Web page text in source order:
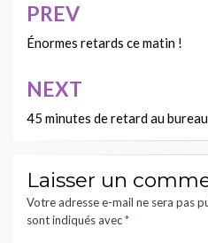
Navigation
de
l’article
PREV
Énormes retards ce matin !
NEXT
45 minutes de retard au
Laisser un
Votre adresse e-mail ne sera pas
sont indiqués avec*